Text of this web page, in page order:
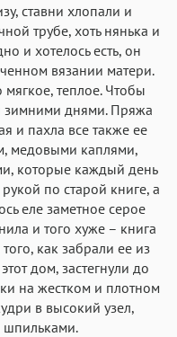
Аа
Fira Sans
Аа
Times
Аа
SF Serif Аа
New York
Аа
Georgia
Аа
Times New Roman
Аа
Menlo
Аа
SF Mono
ставни хлопали и
трубе, хоть нянька и
и хотелось есть, он
вязании матери.
мягкое, теплое. Чтобы
зимними днями. Пряжа
и пахла все также ее
медовыми каплями,
которые каждый день
по старой книге, а
еле заметное серое
и того хуже – книга
как забрали ее из
дом, застегнули до
на жестком и плотном
в высокий узел,
шпильками.